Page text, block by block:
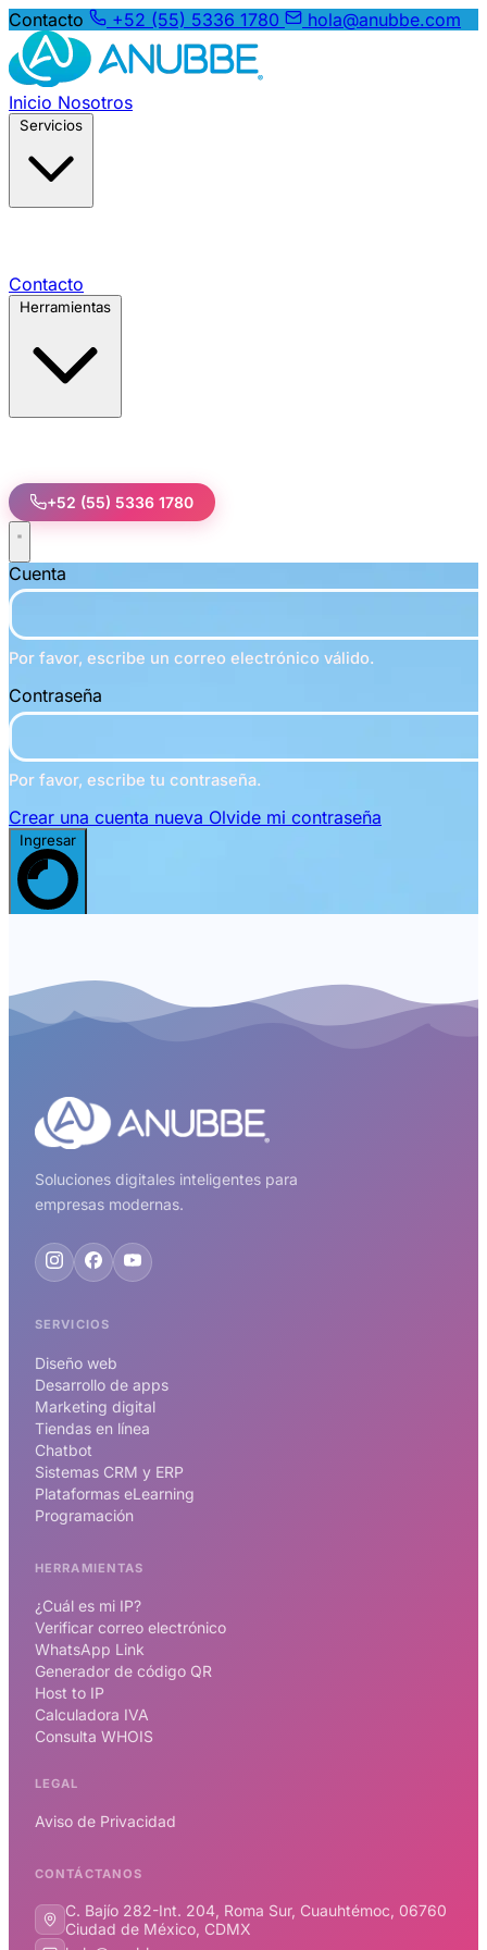
Contacto +52 (55) 5336 1780 hola@anubbe.com
Inicio Nosotros
Contacto
+52 (55) 5336 1780
Cuenta
Por favor, escribe un correo electrónico válido.
Contraseña
Por favor, escribe tu contraseña.
Crear una cuenta nueva Olvide mi contraseña
Ingresar
Soluciones digitales inteligentes para
empresas modernas.
SERVICIOS
Diseño web
Desarrollo de apps
Marketing digital
Tiendas en línea
Chatbot
Sistemas CRM y ERP
Plataformas eLearning
Programación
HERRAMIENTAS
¿Cuál es mi IP?
Verificar correo electrónico
WhatsApp Link
Generador de código QR
Host to IP
Calculadora IVA
Consulta WHOIS
LEGAL
Aviso de Privacidad
CONTÁCTANOS
C. Bajío 282-Int. 204, Roma Sur, Cuauhtémoc, 06760
Ciudad de México, CDMX